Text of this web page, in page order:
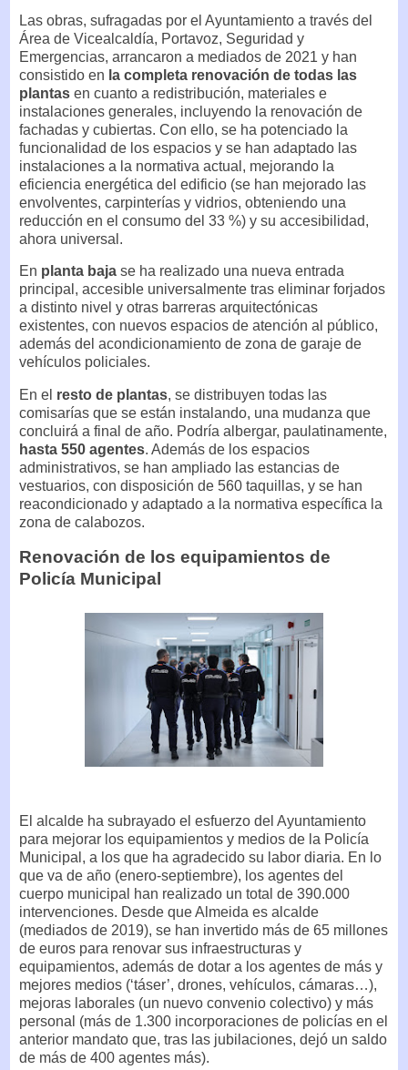
Las obras, sufragadas por el Ayuntamiento a través del
Área de Vicealcaldía, Portavoz, Seguridad y
Emergencias, arrancaron a mediados de 2021 y han
consistido en la completa renovación de todas las
plantas en cuanto a redistribución, materiales e
instalaciones generales, incluyendo la renovación de
fachadas y cubiertas. Con ello, se ha potenciado la
funcionalidad de los espacios y se han adaptado las
instalaciones a la normativa actual, mejorando la
eficiencia energética del edificio (se han mejorado las
envolventes, carpinterías y vidrios, obteniendo una
reducción en el consumo del 33 %) y su accesibilidad,
ahora universal.
En planta baja se ha realizado una nueva entrada
principal, accesible universalmente tras eliminar forjados
a distinto nivel y otras barreras arquitectónicas
existentes, con nuevos espacios de atención al público,
además del acondicionamiento de zona de garaje de
vehículos policiales.
En el resto de plantas, se distribuyen todas las
comisarías que se están instalando, una mudanza que
concluirá a final de año. Podría albergar, paulatinamente,
hasta 550 agentes. Además de los espacios
administrativos, se han ampliado las estancias de
vestuarios, con disposición de 560 taquillas, y se han
reacondicionado y adaptado a la normativa específica la
zona de calabozos.
Renovación de los equipamientos de
Policía Municipal
El alcalde ha subrayado el esfuerzo del Ayuntamiento
para mejorar los equipamientos y medios de la Policía
Municipal, a los que ha agradecido su labor diaria. En lo
que va de año (enero-septiembre), los agentes del
cuerpo municipal han realizado un total de 390.000
intervenciones. Desde que Almeida es alcalde
(mediados de 2019), se han invertido más de 65 millones
de euros para renovar sus infraestructuras y
equipamientos, además de dotar a los agentes de más y
mejores medios (‘táser’, drones, vehículos, cámaras…),
mejoras laborales (un nuevo convenio colectivo) y más
personal (más de 1.300 incorporaciones de policías en el
anterior mandato que, tras las jubilaciones, dejó un saldo
de más de 400 agentes más).